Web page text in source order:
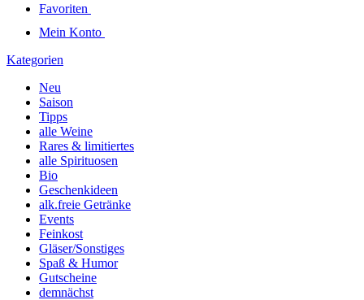
Favoriten
Mein Konto
Kategorien
Neu
Saison
Tipps
alle Weine
Rares & limitiertes
alle Spirituosen
Bio
Geschenkideen
alk.freie Getränke
Events
Feinkost
Gläser/Sonstiges
Spaß & Humor
Gutscheine
demnächst